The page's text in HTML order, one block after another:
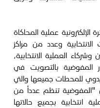
الإلكترونية عملية المحاكاة
وعدد من مراكز
العملية الانتخابية،
المفوضية بالتصويت في
للمحطات جميعها والتي
"المفوضية تنظم عدداً من
انتخابية بجميع حالاتها